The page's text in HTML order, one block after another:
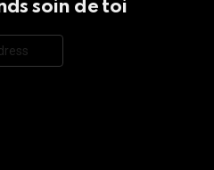
soin de toi